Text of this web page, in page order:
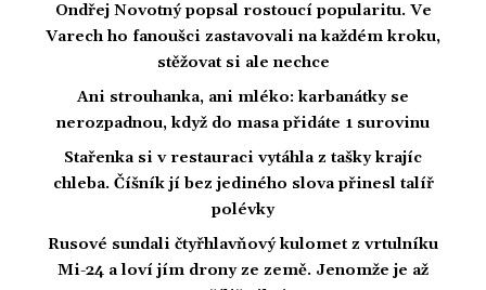
Ondřej Novotný popsal rostoucí popularitu. Ve
Varech ho fanoušci zastavovali na každém kroku,
stěžovat si ale nechce
Ani strouhanka, ani mléko: karbanátky se
nerozpadnou, když do masa přidáte 1 surovinu
Stařenka si v restauraci vytáhla z tašky krajíc
chleba. Číšník jí bez jediného slova přinesl talíř
polévky
Rusové sundali čtyřhlavňový kulomet z vrtulníku
Mi-24 a loví jím drony ze země. Jenomže je až